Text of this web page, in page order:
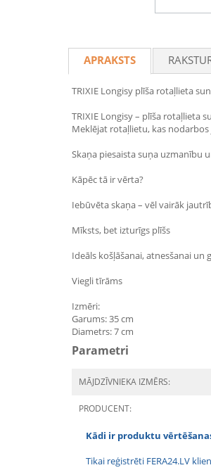
APRAKSTS
TRIXIE Longisy plīša rotaļlieta
TRIXIE Longisy – plīša rotaļlieta
Meklējat rotaļlietu, kas nodarbos
Skaņa piesaista suņa uzmanību
Kāpēc tā ir vērta?
Iebūvēta skaņa – vēl vairāk
Mīksts, bet izturīgs plīšs
Ideāls košļāšanai, atnesšanai un
Viegli tīrāms
Izmēri:
Garums: 35 cm
Diametrs: 7 cm
Parametri
MĀJDZĪVNIEKA IZMĒRS:
PRODUCENT:
Kādi ir produktu
Tikai reģistrēti FERA24.LV